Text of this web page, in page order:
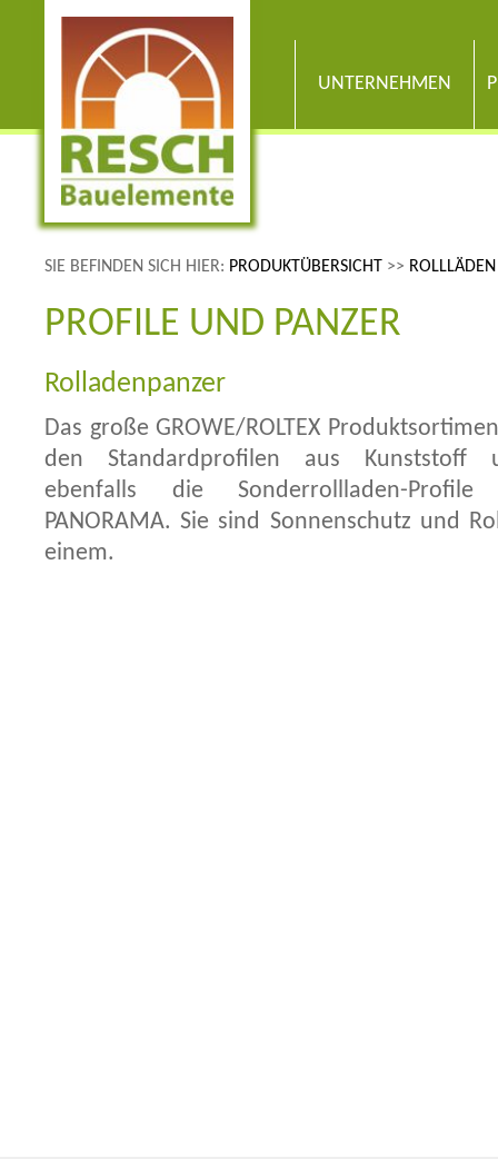
UNTERNEHMEN
SIE BEFINDEN SICH HIER: PRODUKTÜBERSICHT >> ROLLLÄDEN
PROFILE UND PANZER
Rolladenpanzer
Das große GROWE/ROLTEX
den Standardprofilen aus Kunststoff
ebenfalls die Sonderrollladen-
PANORAMA. Sie sind Sonnenschutz und
einem.